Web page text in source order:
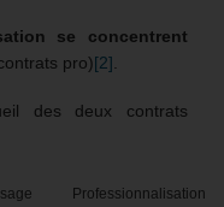
se concentrent
pro)[2]
des deux contrats
Professionnalisation